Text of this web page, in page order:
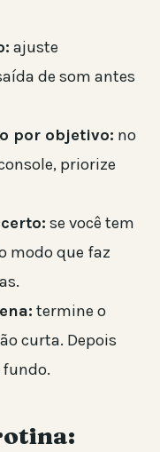
ajuste
de som antes
por objetivo: no
priorize
se você tem
modo que faz
termine o
curta. Depois
fundo.